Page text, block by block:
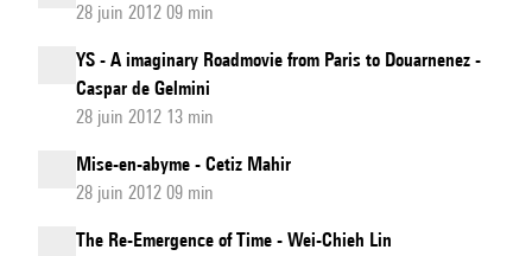
28 juin 2012 09 min
YS - A imaginary Roadmovie from Paris to Douarnenez -
Caspar de Gelmini
28 juin 2012 13 min
Mise-en-abyme - Cetiz Mahir
28 juin 2012 09 min
The Re-Emergence of Time - Wei-Chieh Lin